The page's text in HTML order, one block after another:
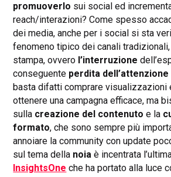
promuoverlo sui social ed
reach/interazioni? Come spesso
dei media, anche per i social si sta
fenomeno tipico dei canali tradizionali,
stampa, ovvero l’interruzione
conseguente perdita dell’attenzione
basta difatti comprare visualizzazioni
ottenere una campagna efficace, ma
sulla creazione del contenuto e la
formato, che sono sempre più
annoiare la community con update
sul tema della noia è incentrata
InsightsOne che ha portato alla luce